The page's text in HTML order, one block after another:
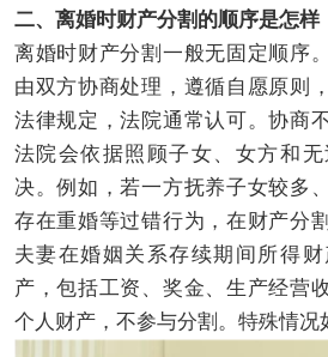
二、离婚时财产分割的顺序是怎样
离婚时财产分割一般无固定顺序
由双方协商处理，遵循自愿原则
法律规定，法院通常认可。协商
法院会依据照顾子女、女方和
决。例如，若一方抚养子女较多
存在重婚等过错行为，在财产分
夫妻在婚姻关系存续期间所得
产，包括工资、奖金、生产经营
个人财产，不参与分割。特殊情况